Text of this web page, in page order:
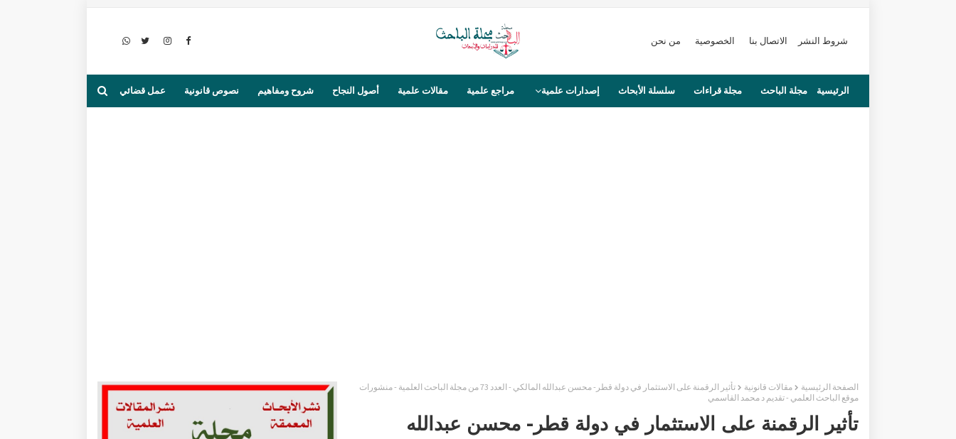
شروط النشر الاتصال بنا الخصوصية من نحن
الرئيسية مجلة الباحث مجلة قراءات سلسلة الأبحاث إصدارات علمية مراجع علمية مقالات علمية أصول النجاح شروح ومفاهيم نصوص قانونية عمل قضائي
الصفحة الرئيسية مقالات قانونية
تأثير الرقمنة على الاستثمار في دولة قطر- محسن عبدالله المالكي - العدد 73 من مجلة الباحث العلمية - منشورات
موقع الباحث العلمي - تقديم د محمد القاسمي
تأثير الرقمنة على الاستثمار في دولة قطر- محسن عبدالله